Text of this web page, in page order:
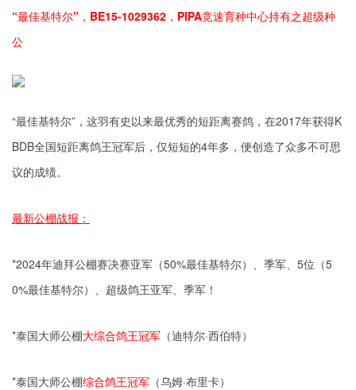
“最佳基特尔”，BE15-1029362，PIPA竞速育种中心持有之超级种
公
“最佳基特尔”，这羽有史以来最优秀的短距离赛鸽，在2017年获得K
BDB全国短距离鸽王冠军后，仅短短的4年多，便创造了众多不可思
议的成绩。
最新公棚战报：
*2024年迪拜公棚赛决赛亚军（50%最佳基特尔）、季军、5位（5
0%最佳基特尔）、超级鸽王亚军、季军！
*泰国大师公棚大综合鸽王冠军 （迪特尔·西伯特）
*泰国大师公棚综合鸽王冠军 （乌姆·布里卡）